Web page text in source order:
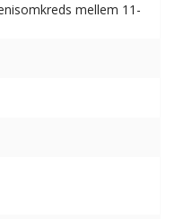
mellem 11-